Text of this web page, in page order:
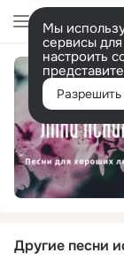
Мы
сервисы
настроить
Другие песни